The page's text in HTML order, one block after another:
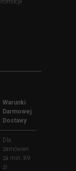
Warunki
Darmowej
Dostawy
Dla
zamówień
za min. 89
zł